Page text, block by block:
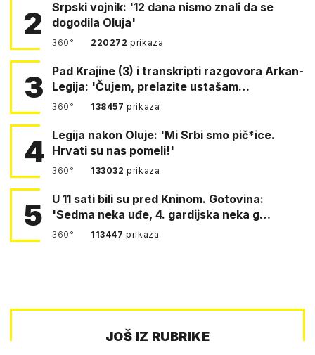
2
Srpski vojnik: '12 dana nismo znali da se
dogodila Oluja'
360° 220272prikaza
3
Pad Krajine (3) i transkripti razgovora Arkan-
Legija: 'Čujem, prelazite ustašam…
360° 138457prikaza
4 Legija nakon Oluje: 'Mi Srbi smo pič*ice.
Hrvati su nas pomeli!'
360° 133032prikaza
5
U 11 sati bili su pred Kninom. Gotovina:
'Sedma neka uđe, 4. gardijska neka g…
360° 113447prikaza
JOŠ IZ RUBRIKE